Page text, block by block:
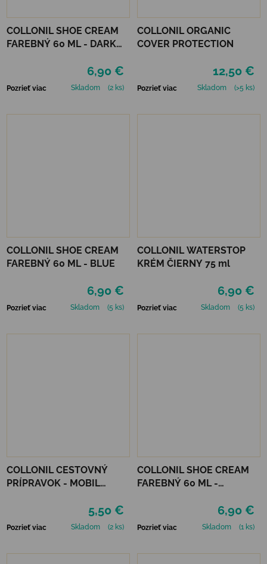
COLLONIL SHOE CREAM
FAREBNÝ 60 ML - DARK
6,90 €
Pozrieť viac Skladom (2 ks)
COLLONIL ORGANIC
COVER PROTECTION
12,50 €
Pozrieť viac Skladom (>5 ks)
COLLONIL SHOE CREAM
FAREBNÝ 60 ML - BLUE
6,90 €
Pozrieť viac Skladom (5 ks)
COLLONIL WATERSTOP
KRÉM ČIERNY 75 ml
6,90 €
Pozrieť viac Skladom (5 ks)
COLLONIL CESTOVNÝ
PRÍPRAVOK - MOBIL
5,50 €
Pozrieť viac Skladom (2 ks)
COLLONIL SHOE CREAM
FAREBNÝ 60 ML -
6,90 €
Pozrieť viac Skladom (1 ks)